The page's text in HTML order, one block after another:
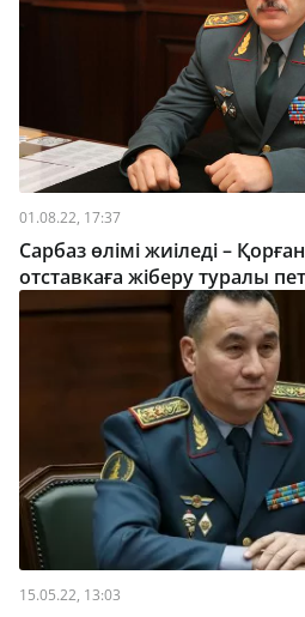
01.08.22, 17:37
Сарбаз өлімі жиіледі –
отставкаға жіберу туралы
15.05.22, 13:03